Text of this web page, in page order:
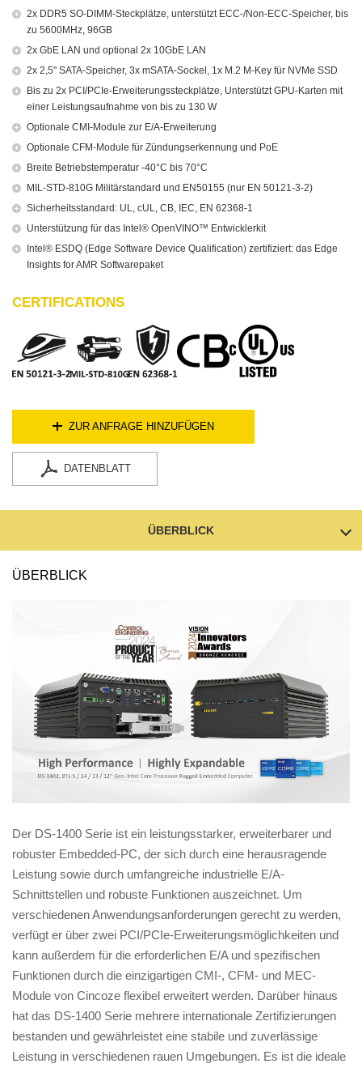
2x DDR5 SO-DIMM-Steckplätze, unterstützt ECC-/Non-ECC-Speicher, bis
zu 5600MHz, 96GB
2x GbE LAN und optional 2x 10GbE LAN
2x 2,5" SATA-Speicher, 3x mSATA-Sockel, 1x M.2 M-Key für NVMe SSD
Bis zu 2x PCI/PCIe-Erweiterungssteckplätze, Unterstützt GPU-Karten mit
einer Leistungsaufnahme von bis zu 130 W
Optionale CMI-Module zur E/A-Erweiterung
Optionale CFM-Module für Zündungserkennung und PoE
Breite Betriebstemperatur -40°C bis 70°C
MIL-STD-810G Militärstandard und EN50155 (nur EN 50121-3-2)
Sicherheitsstandard: UL, cUL, CB, IEC, EN 62368-1
Unterstützung für das Intel® OpenVINO™ Entwicklerkit
Intel® ESDQ (Edge Software Device Qualification) zertifiziert: das Edge
Insights for AMR Softwarepaket
CERTIFICATIONS
ZUR ANFRAGE HINZUFÜGEN
DATENBLATT
ÜBERBLICK
ÜBERBLICK
Der DS-1400 Serie ist ein leistungsstarker, erweiterbarer und
robuster Embedded-PC, der sich durch eine herausragende
Leistung sowie durch umfangreiche industrielle E/A-
Schnittstellen und robuste Funktionen auszeichnet. Um
verschiedenen Anwendungsanforderungen gerecht zu werden,
verfügt er über zwei PCI/PCIe-Erweiterungsmöglichkeiten und
kann außerdem für die erforderlichen E/A und spezifischen
Funktionen durch die einzigartigen CMI-, CFM- und MEC-
Module von Cincoze flexibel erweitert werden. Darüber hinaus
hat das DS-1400 Serie mehrere internationale Zertifizierungen
bestanden und gewährleistet eine stabile und zuverlässige
Leistung in verschiedenen rauen Umgebungen. Es ist die ideale